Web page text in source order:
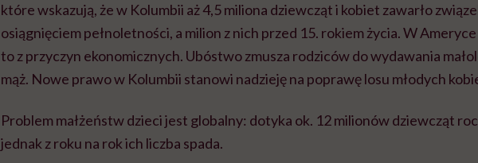
które wskazują, że w Kolumbii aż 4,5 miliona dziewcząt i kobiet zawarło
osiągnięciem pełnoletności, a milion z nich przed 15. rokiem życia. W
to z przyczyn ekonomicznych. Ubóstwo zmusza rodziców do wydawania
mąż. Nowe prawo w Kolumbii stanowi nadzieję na poprawę losu młodych
Problem małżeństw dzieci jest globalny: dotyka ok. 12 milionów dziewcząt
jednak z roku na rok ich liczba spada.